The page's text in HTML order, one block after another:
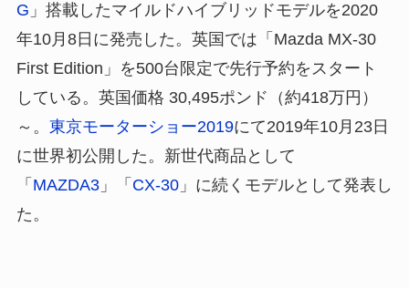
G 」搭載したマイルドハイブリッドモデルを2020
年10月8日に発売した。英国では「Mazda MX-30
First Edition」を500台限定で先行予約をスタート
している。英国価格 30,495ポンド（約418万円）
～。 東京モーターショー2019にて2019年10月23日
に世界初公開した。新世代商品として
「 MAZDA3」「 CX-30」に続くモデルとして発表し
た。